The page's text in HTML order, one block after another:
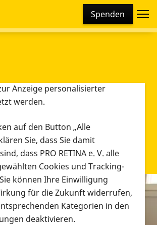
Spenden
setzt verschiedene Cookies und
Dies beinhaltet Cookies und
Anzeige personalisierter
werden.
auf den Button „Alle
Sie, dass Sie damit
dass PRO RETINA e. V. alle
Cookies und Tracking-
können Ihre Einwilligung
für die Zukunft widerrufen,
Kategorien in den
deaktivieren.